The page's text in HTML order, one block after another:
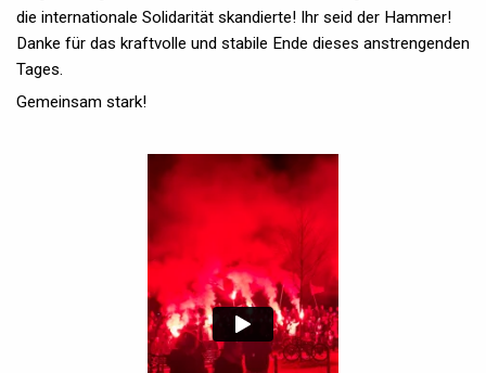
die internationale Solidarität skandierte! Ihr seid der Hammer!
Danke für das kraftvolle und stabile Ende dieses anstrengenden
Tages.
Gemeinsam stark!